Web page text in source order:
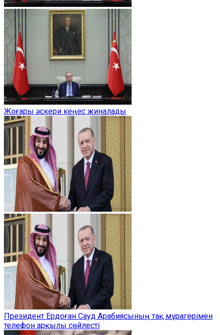
Жоғары әскери кеңес жиналады
Президент Ердоған Сауд Арабиясының тақ мұрагерімен
телефон арқылы сөйлесті